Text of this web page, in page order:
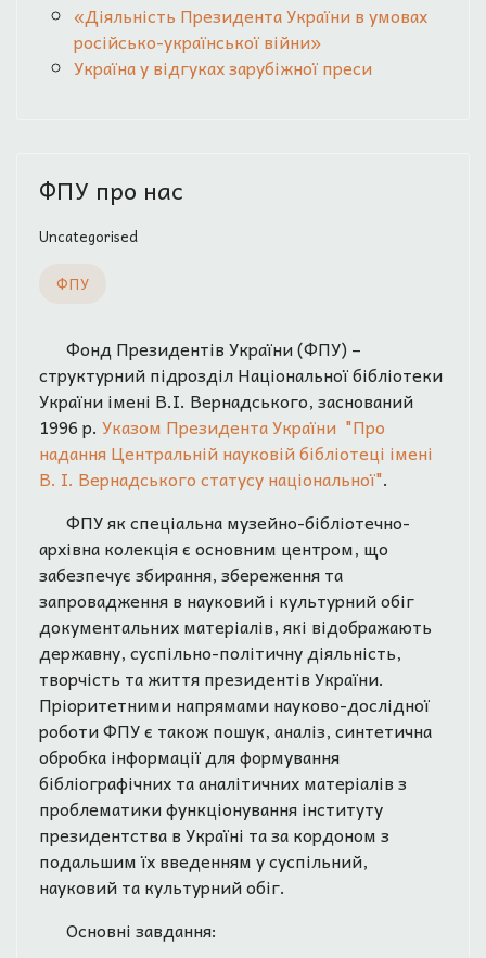
«Діяльність Президента України в умовах
російсько-української війни»
Україна у відгуках зарубіжної преси
ФПУ про нас
Uncategorised
ФПУ
Фонд Президентів України (ФПУ) –
структурний підрозділ Національної бібліотеки
України імені В.І. Вернадського, заснований
1996 р. Указом Президента України "Про
надання Центральній науковій бібліотеці імені
В. І. Вернадського статусу національної".
ФПУ як спеціальна музейно-бібліотечно-
архівна колекція є основним центром, що
забезпечує збирання, збереження та
запровадження в науковий і культурний обіг
документальних матеріалів, які відображають
державну, суспільно-політичну діяльність,
творчість та життя президентів України.
Пріоритетними напрямами науково-дослідної
роботи ФПУ є також пошук, аналіз, синтетична
обробка інформації для формування
бібліографічних та аналітичних матеріалів з
проблематики функціонування інституту
президентства в Україні та за кордоном з
подальшим їх введенням у суспільний,
науковий та культурний обіг.
Основні завдання: